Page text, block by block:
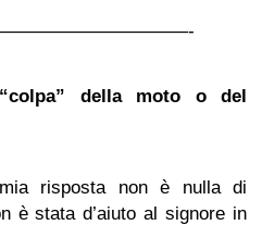
della moto o del
risposta non è nulla di
è stata d’aiuto al signore in